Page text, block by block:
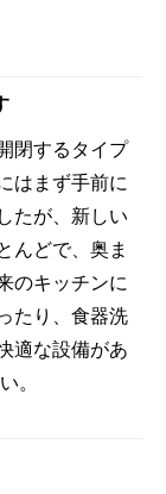
閉するタイプ
はまず手前に
たが、新しい
んどで、奥ま
のキッチンに
たり、食器洗
適な設備があ
。